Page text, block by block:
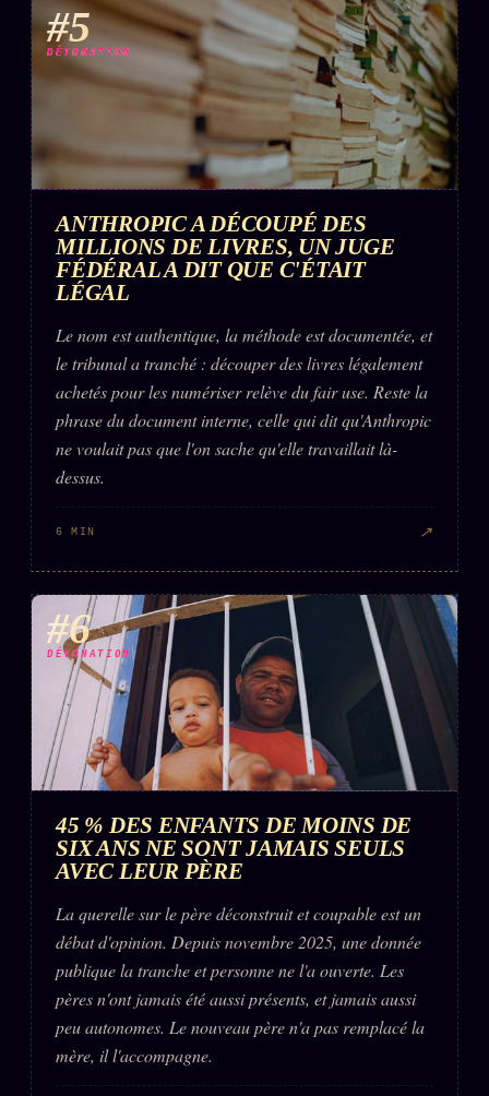
#5
DÉTONATION
ANTHROPIC A DÉCOUPÉ DES
MILLIONS DE LIVRES, UN JUGE
FÉDÉRAL A DIT QUE C'ÉTAIT
LÉGAL
Le nom est authentique, la méthode est documentée, et
le tribunal a tranché : découper des livres légalement
achetés pour les numériser relève du fair use. Reste la
phrase du document interne, celle qui dit qu'Anthropic
ne voulait pas que l'on sache qu'elle travaillait là-
dessus.
6 MIN ↗
#6
DÉTONATION
45 % DES ENFANTS DE MOINS DE
SIX ANS NE SONT JAMAIS SEULS
AVEC LEUR PÈRE
La querelle sur le père déconstruit et coupable est un
débat d'opinion. Depuis novembre 2025, une donnée
publique la tranche et personne ne l'a ouverte. Les
pères n'ont jamais été aussi présents, et jamais aussi
peu autonomes. Le nouveau père n'a pas remplacé la
mère, il l'accompagne.